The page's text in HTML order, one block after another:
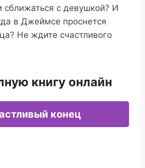
сближаться с девушкой? И
в Джеймсе проснется
Не ждите счастливого
книгу онлайн
конец